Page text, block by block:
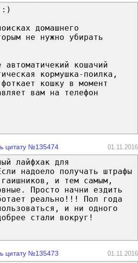
:)
домашнего
не нужно убирать
кошачий
кормушка-поилка,
кошку в момент
вам на телефон
цитату №135474 01.11.2016
лайфхак для
надоело получать штрафы
и тем самым,
Просто начни ездить
реально!!! Пол года
и ни одного
стали вокруг!
цитату №135473 01.11.2016